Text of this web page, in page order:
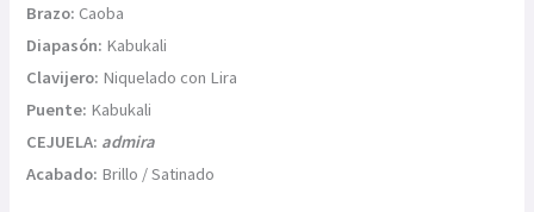
Brazo: Caoba
Diapasón: Kabukali
Clavijero: Niquelado con Lira
Puente: Kabukali
CEJUELA: admira
Acabado: Brillo / Satinado